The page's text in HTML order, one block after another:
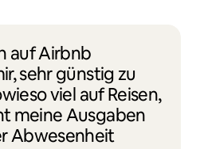
auf Airbnb
sehr günstig zu
viel auf Reisen,
meine Ausgaben
Abwesenheit